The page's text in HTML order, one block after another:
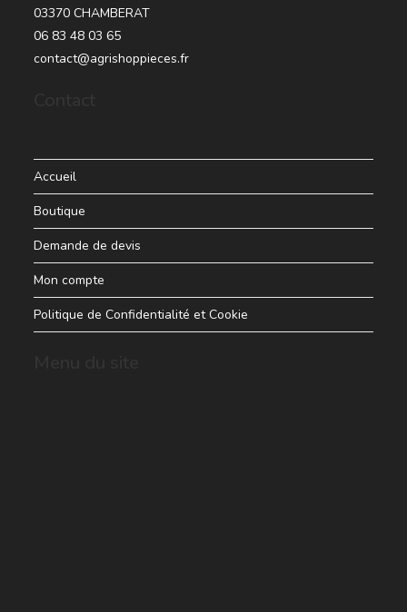
03370 CHAMBERAT
06 83 48 03 65
contact@agrishoppieces.fr
Accueil
Boutique
Demande de devis
Mon compte
Politique de Confidentialité et Cookie